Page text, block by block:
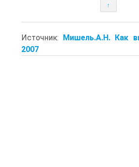
↑
Источник: Мишель.А.Н. Как
2007